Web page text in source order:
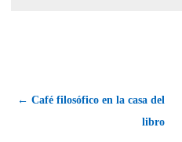
← Café filosófico en la casa del
libro